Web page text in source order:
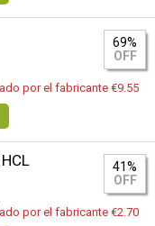
69%
OFF
por el fabricante €9.55
41%
OFF
por el fabricante €2.70